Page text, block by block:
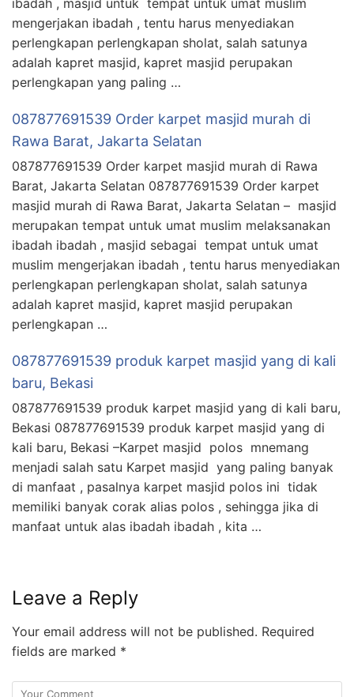
mengerjakan ibadah , tentu harus menyediakan
perlengkapan perlengkapan sholat, salah satunya
adalah kapret masjid, kapret masjid perupakan
perlengkapan yang paling …
087877691539 Order karpet masjid murah di
Rawa Barat, Jakarta Selatan
087877691539 Order karpet masjid murah di Rawa
Barat, Jakarta Selatan 087877691539 Order karpet
masjid murah di Rawa Barat, Jakarta Selatan – masjid
merupakan tempat untuk umat muslim melaksanakan
ibadah ibadah , masjid sebagai tempat untuk umat
muslim mengerjakan ibadah , tentu harus menyediakan
perlengkapan perlengkapan sholat, salah satunya
adalah kapret masjid, kapret masjid perupakan
perlengkapan …
087877691539 produk karpet masjid yang di kali
baru, Bekasi
087877691539 produk karpet masjid yang di kali baru,
Bekasi 087877691539 produk karpet masjid yang di
kali baru, Bekasi –Karpet masjid polos mnemang
menjadi salah satu Karpet masjid yang paling banyak
di manfaat , pasalnya karpet masjid polos ini tidak
memiliki banyak corak alias polos , sehingga jika di
manfaat untuk alas ibadah ibadah , kita …
Leave a Reply
Your email address will not be published. Required
fields are marked *